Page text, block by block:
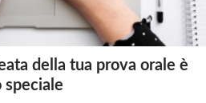
della tua prova orale è
speciale